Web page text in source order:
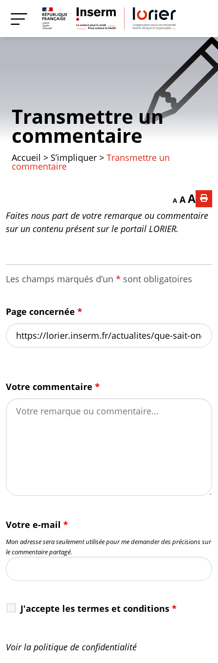
Transmettre un
commentaire
Accueil > S’impliquer > Transmettre un
commentaire
A
Decrease
A Reset
A
Faites nous part de votre remarque ou commentaire
sur un contenu présent sur le portail LORIER.
Les champs marqués d’un * sont obligatoires
Page concernée *
Votre commentaire *
Votre e-mail *
Mon adresse sera seulement utilisée pour me demander des précisions sur
le commentaire partagé.
J'accepte les termes et conditions *
Voir la politique de confidentialité